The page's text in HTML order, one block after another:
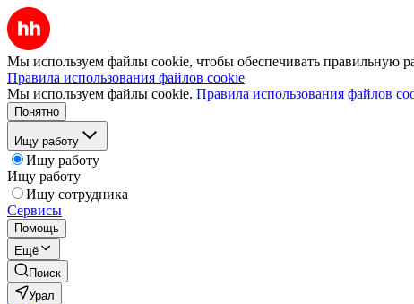
Мы используем файлы cookie, чтобы обеспечивать правильную
Правила использования файлов cookie
Мы используем файлы cookie. Правила использования файлов
Понятно
Ищу работу
Ищу работу
Ищу работу
Ищу сотрудника
Сервисы
Помощь
Ещё
Поиск
Урал